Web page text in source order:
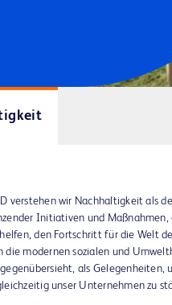
verstehen wir Nachhaltigkeit als
Initiativen und Maßnahmen,
den Fortschritt für die Welt
die modernen sozialen und
als Gelegenheiten,
unser Unternehmen zu